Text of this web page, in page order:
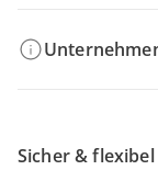
Sicher &